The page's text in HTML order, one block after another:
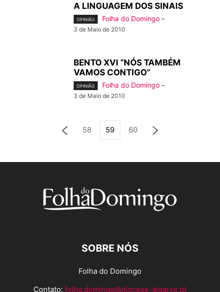
A LINGUAGEM DOS SINAIS
OPINIÃO Folha do Domingo -
3 de Maio de 2010
BENTO XVI “NÓS TAMBÉM
VAMOS CONTIGO”
OPINIÃO Folha do Domingo -
3 de Maio de 2010
58 59 60
SOBRE NÓS
Folha do Domingo
Contato: folha.domingo@diocese-algarve.pt